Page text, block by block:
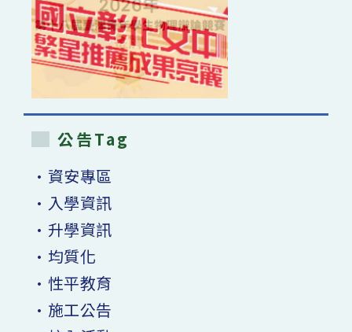
公告Tag
•資安專區
•入學資訊
•升學資訊
•均質化
•性平教育
•施工公告